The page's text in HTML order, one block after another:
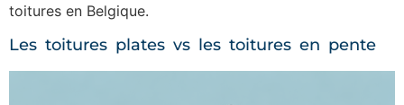
toitures en Belgique.
Les toitures plates vs les toitures en pente